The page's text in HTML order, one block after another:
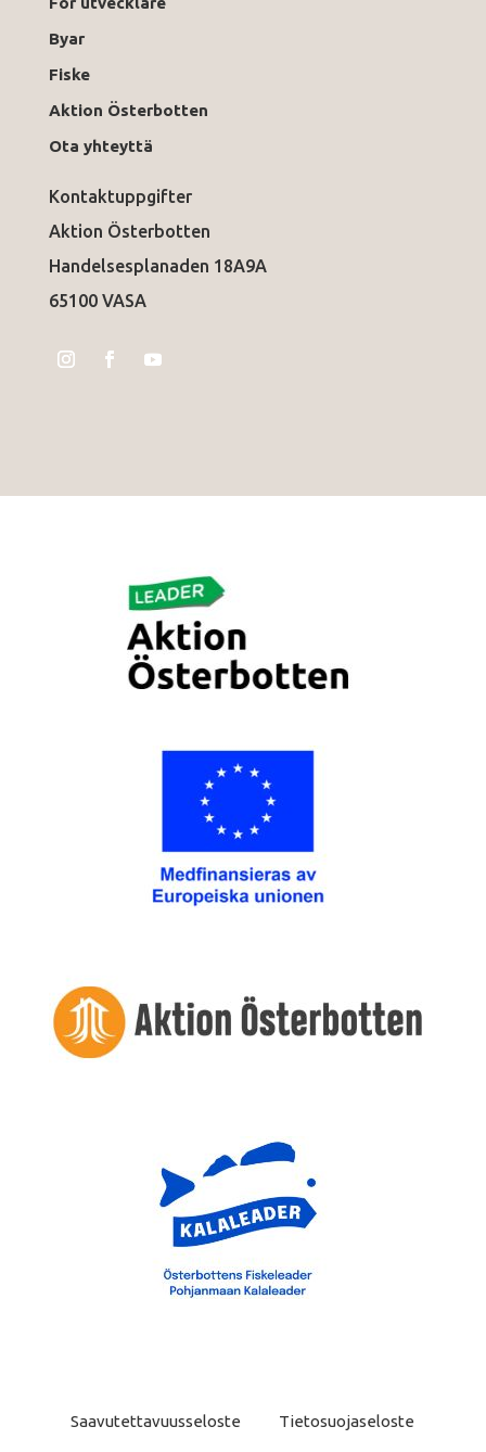
Byar
Fiske
Aktion Österbotten
Ota yhteyttä
Kontaktuppgifter
Aktion Österbotten
Handelsesplanaden 18A9A
65100 VASA
Saavutettavuusseloste Tietosuojaseloste